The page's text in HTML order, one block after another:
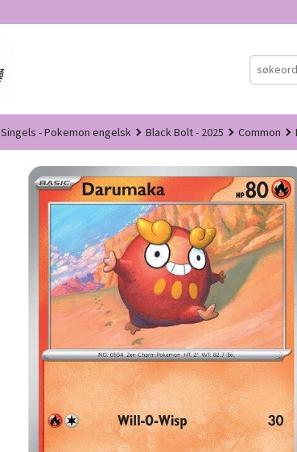
Singels - Pokemon engelsk Black Bolt - 2025 Common